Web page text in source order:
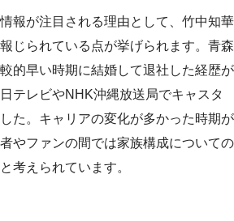
報が注目される理由として、竹中知華
じられている点が挙げられます。青森
的早い時期に結婚して退社した経歴が
テレビやNHK沖縄放送局でキャスタ
た。キャリアの変化が多かった時期が
やファンの間では家族構成についての
考えられています。